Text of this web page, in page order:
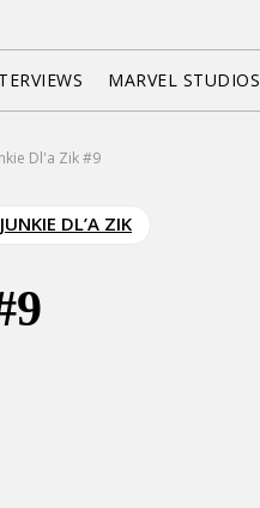
MARVEL STUDIOS
Dl'a Zik #9
DL’A ZIK